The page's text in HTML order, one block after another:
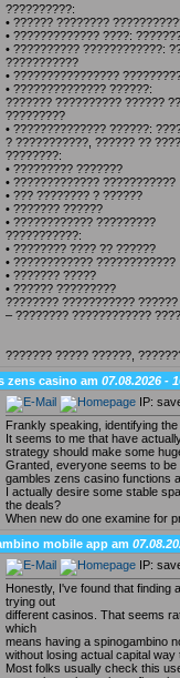
??????????:
• ?????? ????????
• ????????????? ????:
• ?????????? ????????????:
???????????
• ????????????????
• ?????????????? ??????:
??????? ?????????? ??????
?????????
• ?????????????? ??????:
? ???????????, ?????? ??
????????:
• ????????? ???????
• ????????????? ???????????
• ??? ???????? ? ??????
• ??????? ??????
• ???????????? ?????????
???????????:
• ???????? ???? ?? ??????
• ???????????? ????????????
• ??????? ?????
• ?????? ?????????
???????? ???????????
– ???????? ????????????
??????? ????? ??????,
zens casino am 07.08.2026 -
IP:
Frankly speaking, identifying
It seems to me that have
strategy should make some
Granted, everyone seems to
gambles zens casino functions
I actually desire some stable
the deals?
When new do one examine for
mobile app am
IP:
Honestly, I've found that finding
trying out
different casinos. That seems
which
means having a spinogambino
without losing actual capital way
Most folks usually check this